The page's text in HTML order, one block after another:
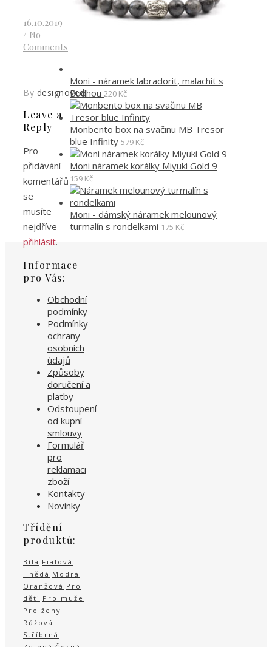
16.10.2019
/ No
Comments
By designoved
Leave a
Reply
Pro
přidávání
komentářů
se
musíte
nejdříve
přihlásit.
Moni - náramek labradorit, malachit s
Budhou 220 Kč
Monbento box na svačinu MB Tresor
blue Infinity 579 Kč
Moni náramek korálky Miyuki Gold 9
159 Kč
Moni - dámský náramek melounový
turmalín s rondelkami 175 Kč
Informace
pro Vás:
Obchodní
podmínky
Podmínky
ochrany
osobních
údajů
Způsoby
doručení a
platby
Odstoupení
od kupní
smlouvy
Formulář
pro
reklamaci
zboží
Kontakty
Novinky
Třídění
produktů:
Bílá Fialová
Hnědá Modrá
Oranžová Pro
děti Pro muže
Pro ženy
Růžová
Stříbrná